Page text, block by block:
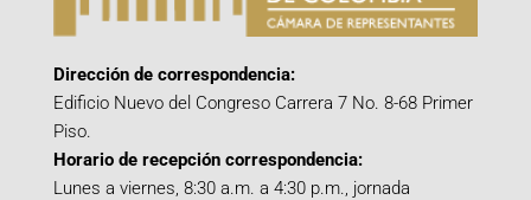
Dirección de correspondencia:
Edificio Nuevo del Congreso Carrera 7 No. 8-68 Primer
Piso.
Horario de recepción correspondencia:
Lunes a viernes, 8:30 a.m. a 4:30 p.m., jornada